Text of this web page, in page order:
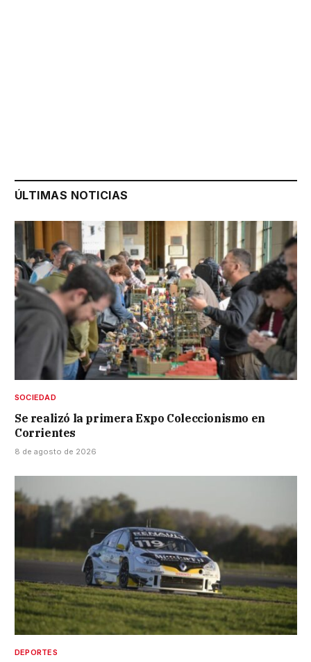
ÚLTIMAS NOTICIAS
SOCIEDAD
Se realizó la primera Expo Coleccionismo en
Corrientes
8 de agosto de 2026
DEPORTES